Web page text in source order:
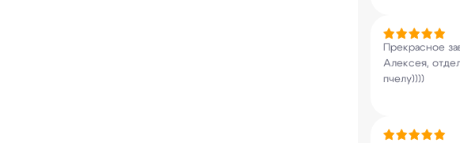
Прекрасное
Алексея,
пчелу))))